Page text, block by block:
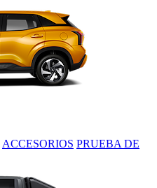
ACCESORIOS PRUEBA DE